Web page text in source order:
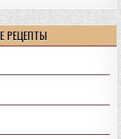
РЕЦЕПТЫ